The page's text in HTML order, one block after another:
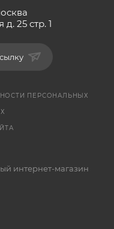
25 стр. 1
ПЕРСОНАЛЬНЫХ
интернет-магазин